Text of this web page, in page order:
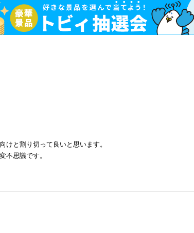
けと割り切って良いと思います。
不思議です。